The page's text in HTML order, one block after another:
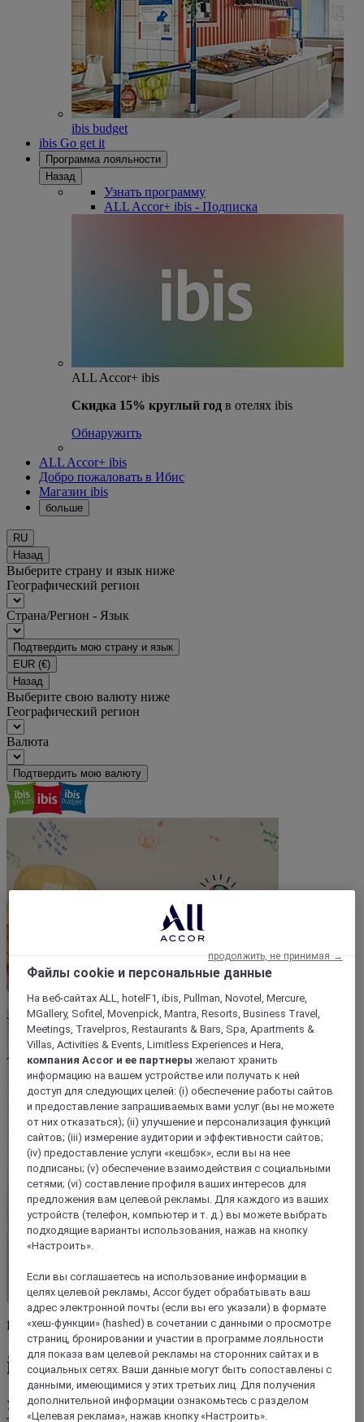
ibis budget
ibis Go get it
Программа лояльности
Назад
Узнать программу
ALL Accor+ ibis - Подписка
ALL Accor+ ibis
Скидка 15% круглый год в отелях ibis
Обнаружить
ALL Accor+ ibis
Добро пожаловать в Ибис
Магазин ibis
больше
RU
Назад
Выберите страну и язык ниже
Географический регион
Страна/Регион - Язык
Подтвердить мою страну и язык
EUR (€)
Назад
Выберите свою валюту ниже
Географический регион
Валюта
Подтвердить мою валюту
Раскройте свой творческий потенциал
ibis Styles
Уникальные тематические дизайн-отели, где встречаются
Файлы cookie и персональные данные
На веб-сайтах ALL, hotelF1, ibis, Pullman, Novotel, Mercure,
MGallery, Sofitel, Movenpick, Mantra, Resorts, Business Travel,
Meetings, Travelpros, Restaurants & Bars, Spa, Apartments &
Villas, Activities & Events, Limitless Experiences и Hera,
компания Accor и ее партнеры желают хранить
информацию на вашем устройстве или получать к ней
доступ для следующих целей: (i) обеспечение работы сайтов
и предоставление запрашиваемых вами услуг (вы не можете
от них отказаться); (ii) улучшение и персонализация функций
сайтов; (iii) измерение аудитории и эффективности сайтов;
(iv) предоставление услуги «кешбэк», если вы на нее
подписаны; (v) обеспечение взаимодействия с социальными
сетями; (vi) составление профиля ваших интересов для
предложения вам целевой рекламы. Для каждого из ваших
устройств (телефон, компьютер и т. д.) вы можете выбрать
подходящие варианты использования, нажав на кнопку
«Настроить».
Если вы соглашаетесь на использование информации в
целях целевой рекламы, Accor будет обрабатывать ваш
адрес электронной почты (если вы его указали) в формате
«хеш-функции» (hashed) в сочетании с данными о просмотре
страниц, бронировании и участии в программе лояльности
для показа вам целевой рекламы на сторонних сайтах и в
социальных сетях. Ваши данные могут быть сопоставлены с
данными, имеющимися у этих третьих лиц. Для получения
дополнительной информации ознакомьтесь с разделом
«Целевая реклама», нажав кнопку «Настроить».
продолжить, не принимая →